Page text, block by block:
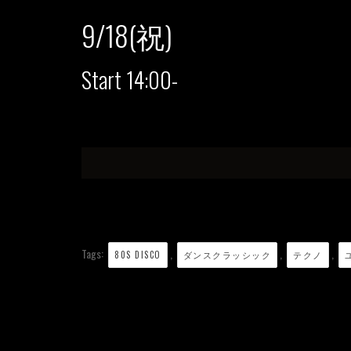
9/18(祝)
Start 14:00-
Tags: 80S DISCO , ダンスクラッシック , テクノ ,